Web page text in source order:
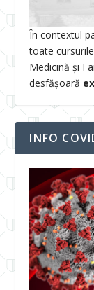
În contextul
toate
Medicină și
desfășoară
INFO